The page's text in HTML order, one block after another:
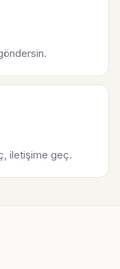
iletişime geç.